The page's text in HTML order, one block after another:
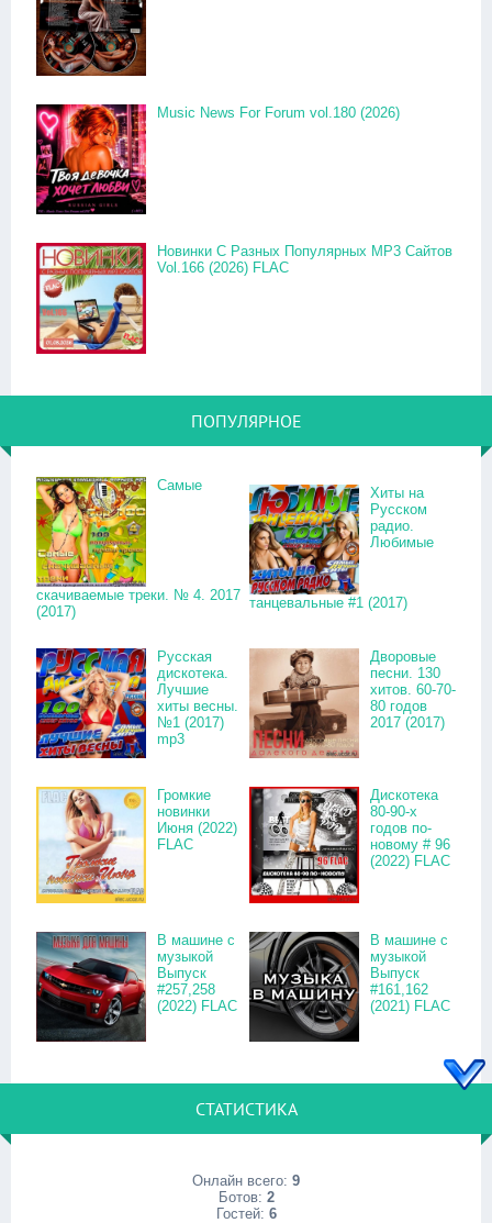
Music News For Forum vol.180 (2026)
Новинки С Разных Популярных MP3 Сайтов
Vol.166 (2026) FLAC
ПОПУЛЯРНОЕ
Самые
скачиваемые треки. № 4. 2017
(2017)
Хиты на
Русском
радио.
Любимые
танцевальные #1 (2017)
Русская
дискотека.
Лучшие
хиты весны.
№1 (2017)
mp3
Дворовые
песни. 130
хитов. 60-70-
80 годов
2017 (2017)
Громкие
новинки
Июня (2022)
FLAC
Дискотека
80-90-х
годов по-
новому # 96
(2022) FLAC
В машине с
музыкой
Выпуск
#257,258
(2022) FLAC
В машине с
музыкой
Выпуск
#161,162
(2021) FLAC
СТАТИСТИКА
Онлайн всего: 9
Ботов: 2
Гостей: 6